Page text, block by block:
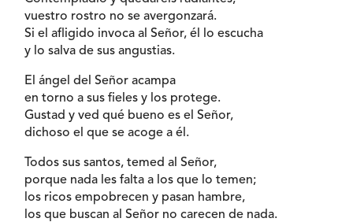
vuestro rostro no se avergonzará.
Si el afligido invoca al Señor, él lo escucha
y lo salva de sus angustias.
El ángel del Señor acampa
en torno a sus fieles y los protege.
Gustad y ved qué bueno es el Señor,
dichoso el que se acoge a él.
Todos sus santos, temed al Señor,
porque nada les falta a los que lo temen;
los ricos empobrecen y pasan hambre,
los que buscan al Señor no carecen de nada.